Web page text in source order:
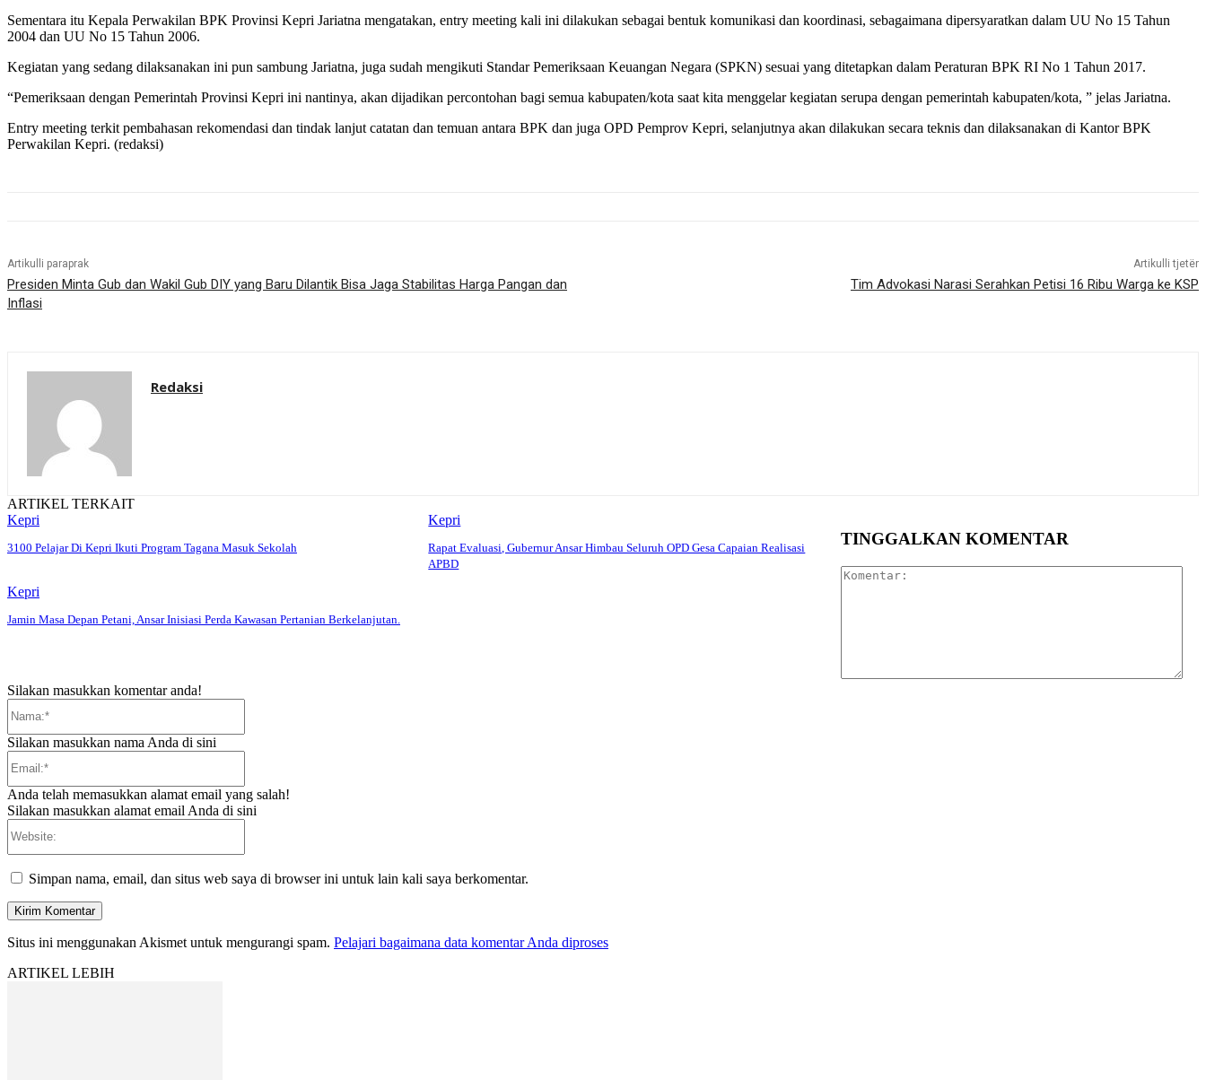
Sementara itu Kepala Perwakilan BPK Provinsi Kepri Jariatna mengatakan, entry meeting kali ini dilakukan sebagai bentuk komunikasi dan koordinasi, sebagaimana dipersyaratkan dalam UU No 15 Tahun
2004 dan UU No 15 Tahun 2006.
Kegiatan yang sedang dilaksanakan ini pun sambung Jariatna, juga sudah mengikuti Standar Pemeriksaan Keuangan Negara (SPKN) sesuai yang ditetapkan dalam Peraturan BPK RI No 1 Tahun 2017.
“Pemeriksaan dengan Pemerintah Provinsi Kepri ini nantinya, akan dijadikan percontohan bagi semua kabupaten/kota saat kita menggelar kegiatan serupa dengan pemerintah kabupaten/kota, ” jelas Jariatna.
Entry meeting terkit pembahasan rekomendasi dan tindak lanjut catatan dan temuan antara BPK dan juga OPD Pemprov Kepri, selanjutnya akan dilakukan secara teknis dan dilaksanakan di Kantor BPK
Perwakilan Kepri. (redaksi)
Artikulli paraprak
Presiden Minta Gub dan Wakil Gub DIY yang Baru Dilantik Bisa Jaga Stabilitas Harga Pangan dan
Inflasi
Artikulli tjetër
Tim Advokasi Narasi Serahkan Petisi 16 Ribu Warga ke KSP
Redaksi
ARTIKEL TERKAIT
Kepri
3100 Pelajar Di Kepri Ikuti Program Tagana Masuk Sekolah
Kepri
Rapat Evaluasi, Gubernur Ansar Himbau Seluruh OPD Gesa Capaian Realisasi
APBD
Kepri
Jamin Masa Depan Petani, Ansar Inisiasi Perda Kawasan Pertanian Berkelanjutan.
TINGGALKAN KOMENTAR
Silakan masukkan komentar anda!
Silakan masukkan nama Anda di sini
Anda telah memasukkan alamat email yang salah!
Silakan masukkan alamat email Anda di sini
Simpan nama, email, dan situs web saya di browser ini untuk lain kali saya berkomentar.
Situs ini menggunakan Akismet untuk mengurangi spam. Pelajari bagaimana data komentar Anda diproses
ARTIKEL LEBIH